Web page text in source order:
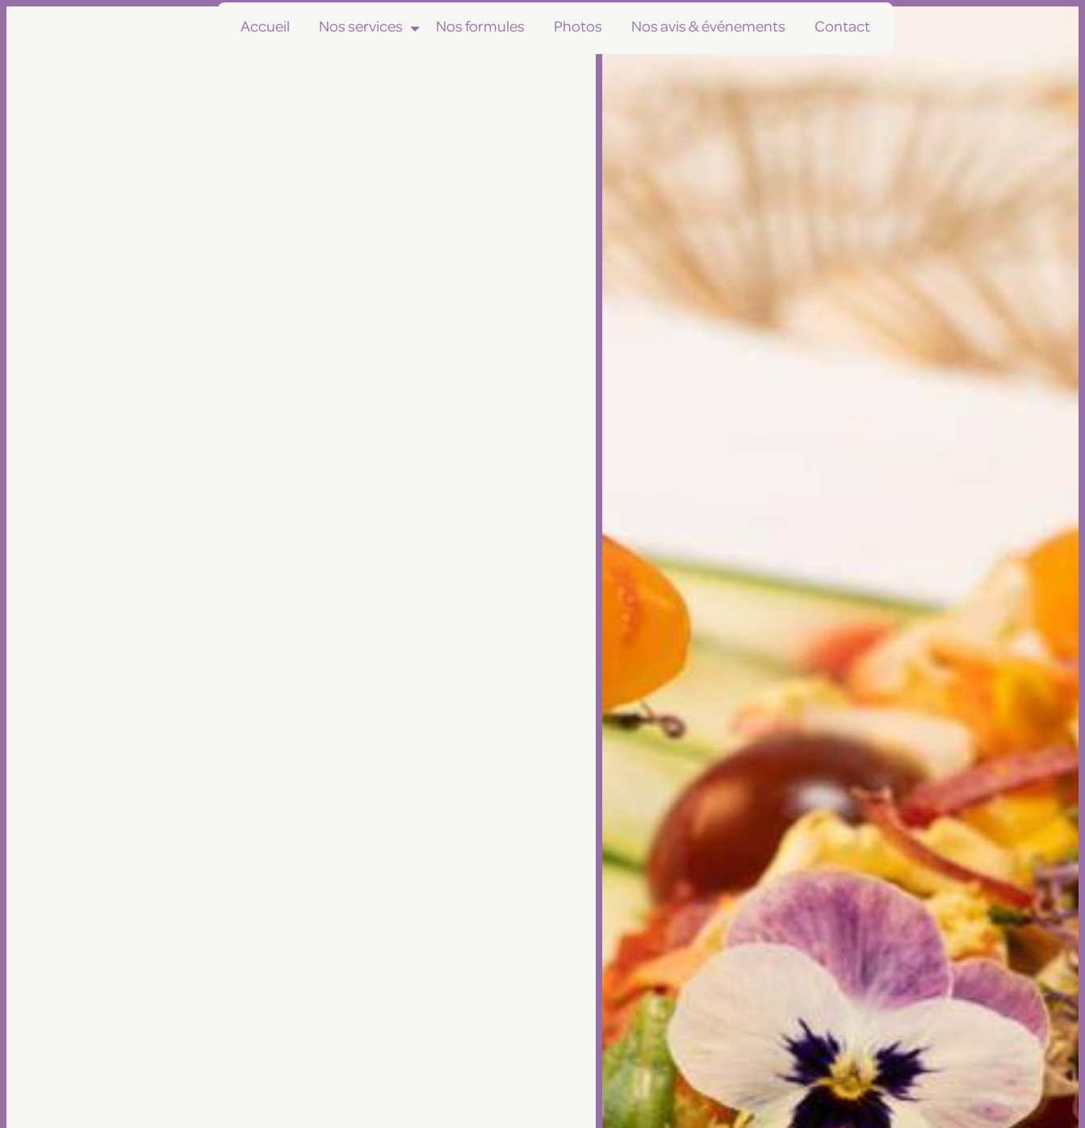
Accueil Nos services Nos formules Photos Nos avis & événements Contact
Panneau de gestion des cookies